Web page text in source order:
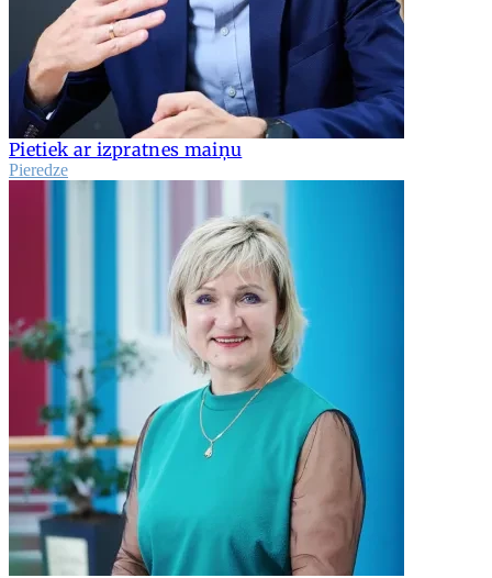
Pietiek ar izpratnes maiņu
Pieredze